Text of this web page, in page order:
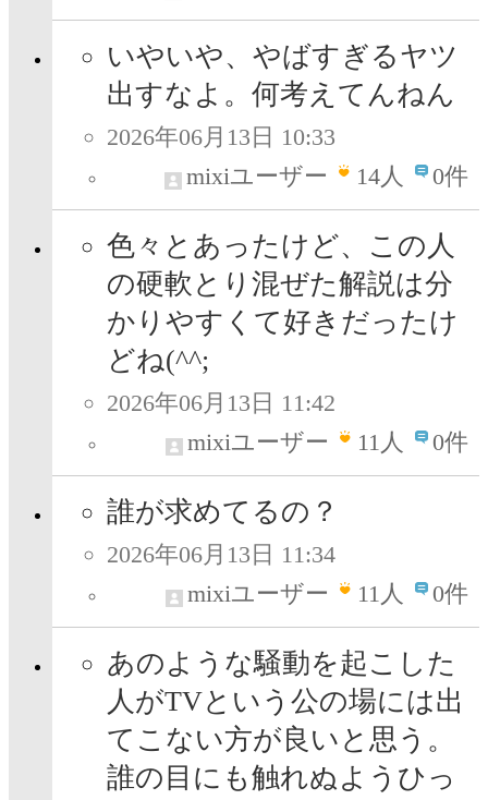
いやいや、やばすぎるヤツ
出すなよ。何考えてんねん
2026年06月13日 10:33
mixiユーザー
14人 0件
色々とあったけど、この人
の硬軟とり混ぜた解説は分
かりやすくて好きだったけ
どね(^^;
2026年06月13日 11:42
mixiユーザー
11人 0件
誰が求めてるの？
2026年06月13日 11:34
mixiユーザー
11人 0件
あのような騒動を起こした
人がTVという公の場には出
てこない方が良いと思う。
誰の目にも触れぬようひっ